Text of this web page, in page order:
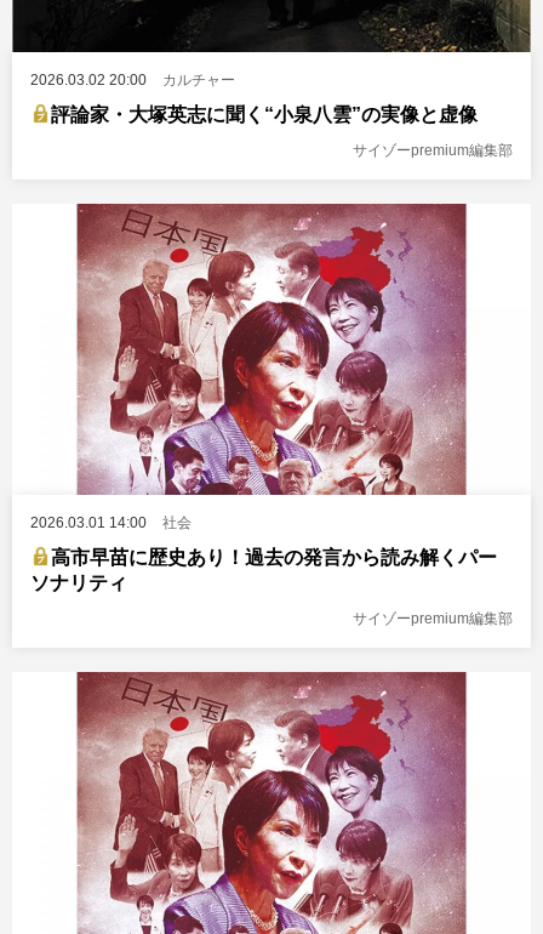
2026.03.02 20:00 カルチャー
評論家・大塚英志に聞く“小泉八雲”の実像と虚像
サイゾーpremium編集部
2026.03.01 14:00 社会
高市早苗に歴史あり！過去の発言から読み解くパー
ソナリティ
サイゾーpremium編集部